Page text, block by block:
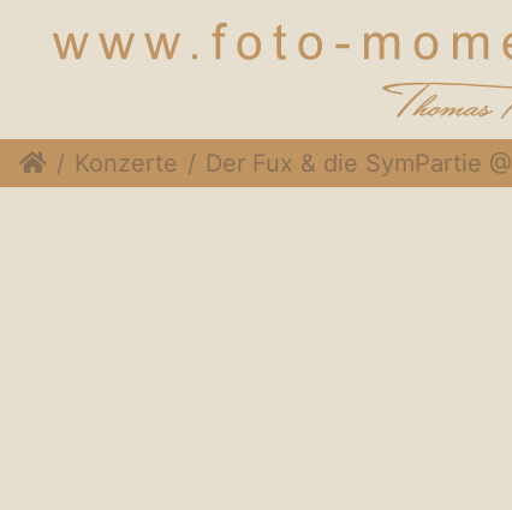
Konzerte Der Fux & die SymPartie @ Soulveranda, 21. Juni 2015